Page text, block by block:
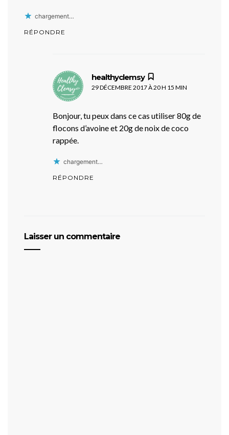
chargement…
RÉPONDRE
healthyclemsy
29 DÉCEMBRE 2017 À 20 H 15 MIN
Bonjour, tu peux dans ce cas utiliser 80g de
flocons d’avoine et 20g de noix de coco
rappée.
chargement…
RÉPONDRE
Laisser un commentaire